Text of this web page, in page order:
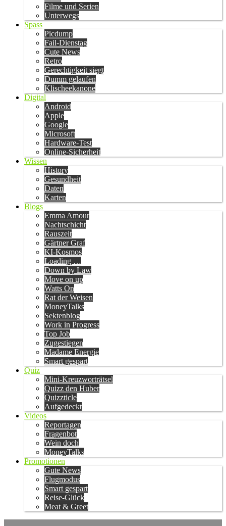
Filme und Serien
Unterwegs
Spass
Picdump
Fail-Dienstag
Cute News
Retro
Gerechtigkeit siegt
Dumm gelaufen
Klischeekanone
Digital
Android
Apple
Google
Microsoft
Hardware-Test
Online-Sicherheit
Wissen
History
Gesundheit
Daten
Karten
Blogs
Emma Amour
Nachtschicht
Rauszeit
Gärtner Graf
KI-Kosmos
Loading …
Down by Law
Move on up
Watts On
Rat der Weisen
MoneyTalks
Sektenblog
Work in Progress
Top Job
Zugestiegen
Madame Energie
Smart gespart
Quiz
Mini-Kreuzworträtsel
Quizz den Huber
Quizzticle
Aufgedeckt
Videos
Reportagen
Fragenbot
Wein doch
MoneyTalks
Promotionen
Gute News
Flugmodus
Smart gespart
Reise-Glück
Meat & Greet